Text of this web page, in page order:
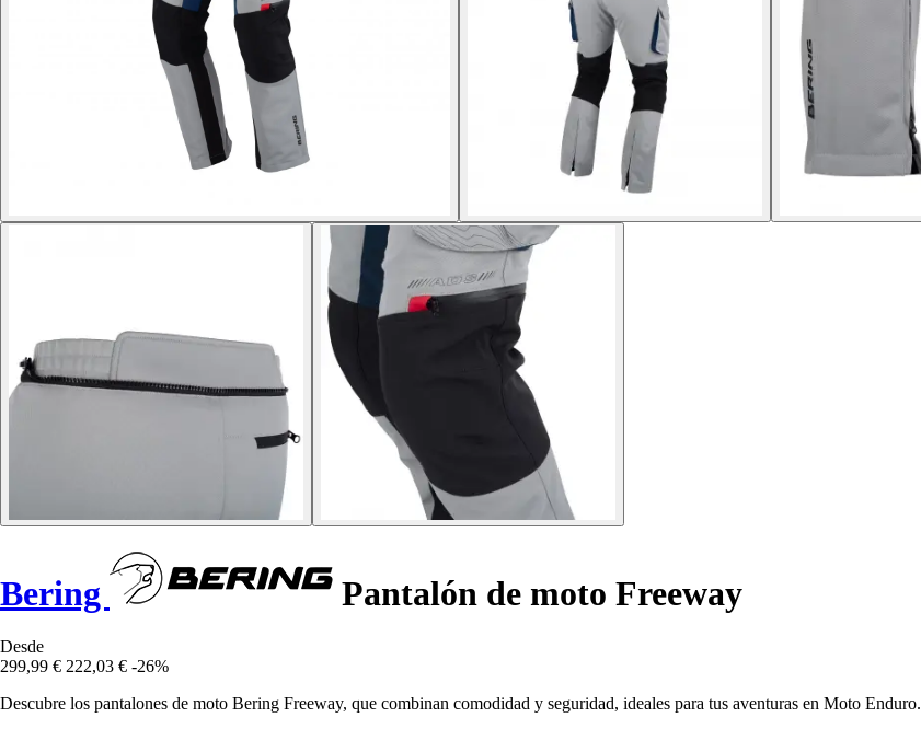
Bering Pantalón de moto Freeway
Desde
299,99 € 222,03 € -26%
Descubre los pantalones de moto Bering Freeway, que combinan comodidad y seguridad, ideales para tus aventuras en Moto Enduro.